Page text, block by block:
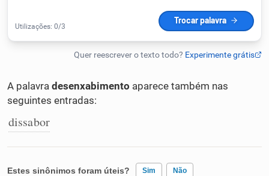
Humanizador de IA
Conexões
A palavra desenxabimento aparece também nas
seguintes entradas:
dissabor
Estes sinônimos foram úteis? Sim Não